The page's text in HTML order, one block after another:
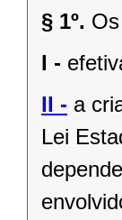
§ 1º.
I -
II - a
Lei